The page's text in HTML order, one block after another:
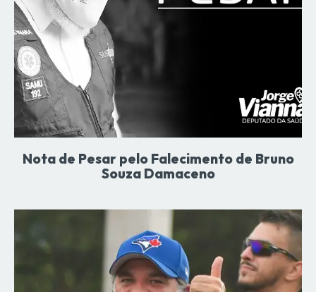
Nota de Pesar pelo Falecimento de Bruno
Souza Damaceno